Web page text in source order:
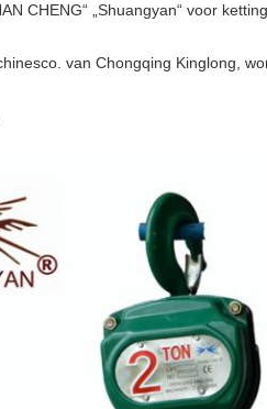
CHENG“ „Shuangyan“ voor
van Chongqing Kinglong,